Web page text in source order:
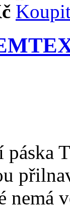
páska
nemá